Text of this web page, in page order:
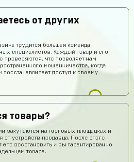
от других
трудится большая команда
специалистов. Каждый товар и его
проверяются, что позволяет нам
мошенничества, когда
доступ к своему
товары?
закупаются на торговых площадках и
от устройств продавца. После этого
восстановить и вы гарантированно
товара.